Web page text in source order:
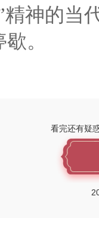
神的当
。
看完还有疑